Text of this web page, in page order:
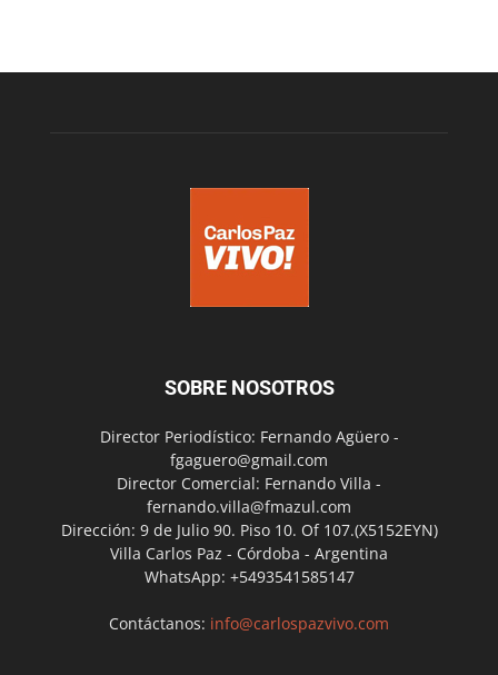
SOBRE NOSOTROS
Director Periodístico: Fernando Agüero -
fgaguero@gmail.com
Director Comercial: Fernando Villa -
fernando.villa@fmazul.com
Dirección: 9 de Julio 90. Piso 10. Of 107.(X5152EYN)
Villa Carlos Paz - Córdoba - Argentina
WhatsApp: +5493541585147
Contáctanos: info@carlospazvivo.com